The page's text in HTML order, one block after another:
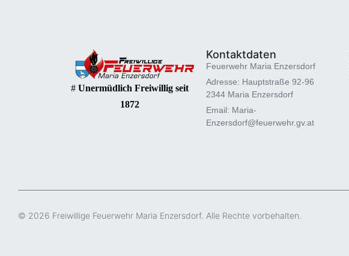
# Unermüdlich Freiwillig seit
1872
Kontaktdaten
Feuerwehr Maria Enzersdorf
Adresse: Hauptstraße 92-96
2344 Maria Enzersdorf
Email: Maria-
Enzersdorf@feuerwehr.gv.at
© 2026 Freiwillige Feuerwehr Maria Enzersdorf. Alle Rechte vorbehalten.